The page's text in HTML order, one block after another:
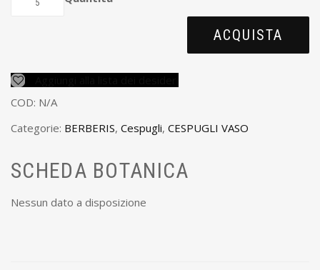
ACQUISTA
COD: N/A
Categorie: BERBERIS, Cespugli, CESPUGLI VASO
SCHEDA BOTANICA
Nessun dato a disposizione